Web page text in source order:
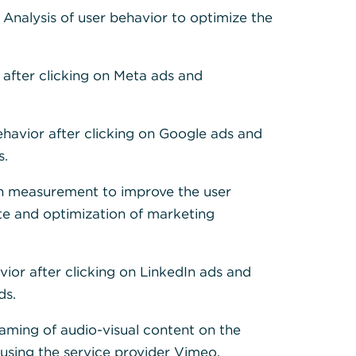
Media:
Medien
– und
,
Auch
Analysis of user behavior to optimize the
clicking on Meta ads and
after clicking on Google ads and
measurement to improve the user
and optimization of marketing
after clicking on LinkedIn ads and
of audio-visual content on the
the service provider Vimeo.